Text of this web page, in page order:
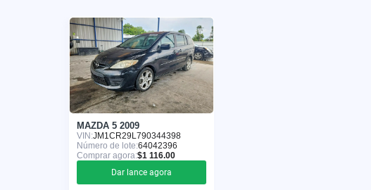
MAZDA 5 2009
VIN:JM1CR29L790344398
Número de lote:64042396
Comprar agora:$1 116.00
Dar lance agora